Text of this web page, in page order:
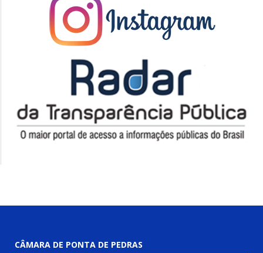
CÂMARA DE PONTA DE PEDRAS